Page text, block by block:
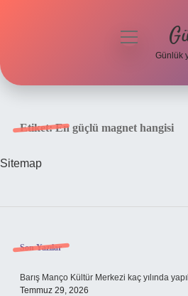
menüyü
Günlük
Etiket:En güçlü magnet hangisi
Sitemap
Sidebar
Son Yazılar
Barış Manço Kültür Merkezi kaç yılında
Temmuz 29, 2026